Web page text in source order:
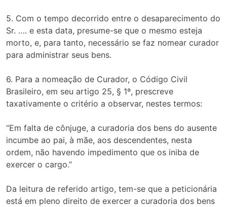
5. Com o tempo decorrido entre o desaparecimento do
Sr. …. e esta data, presume-se que o mesmo esteja
morto, e, para tanto, necessário se faz nomear curador
para administrar seus bens.
6. Para a nomeação de Curador, o Código Civil
Brasileiro, em seu artigo 25, § 1º, prescreve
taxativamente o critério a observar, nestes termos:
“Em falta de cônjuge, a curadoria dos bens do ausente
incumbe ao pai, à mãe, aos descendentes, nesta
ordem, não havendo impedimento que os iniba de
exercer o cargo.”
Da leitura de referido artigo, tem-se que a peticionária
está em pleno direito de exercer a curadoria dos bens